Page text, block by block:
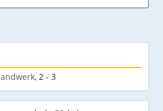
, 2 - 3